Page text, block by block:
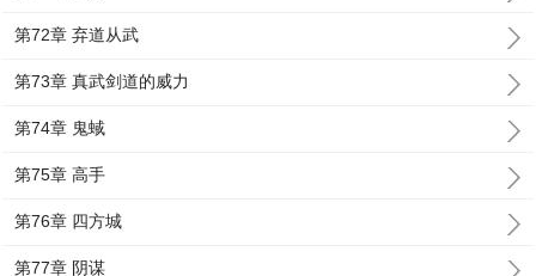
第72章 弃道从武
第73章 真武剑道的威力
第74章 鬼蜮
第75章 高手
第76章 四方城
第77章 阴谋